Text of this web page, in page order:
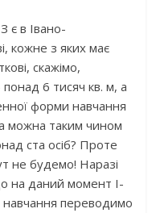
є в Івано-
кожне з яких має
скажімо,
6 тисяч кв. м, а
форми навчання
можна таким чином
ста осіб? Проте
не будемо! Наразі
на даний момент І-
навчання переводимо